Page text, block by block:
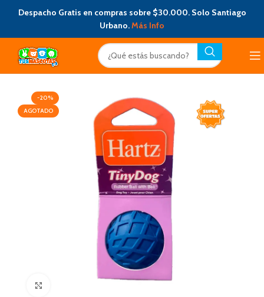
Despacho Gratis en compras sobre $30.000. Solo Santiago
Urbano.Más Info
-20%
AGOTADO